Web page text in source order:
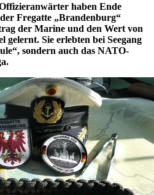
haben Ende
Fregatte „Brandenburg“
der Marine und den Wert von
gelernt. Sie erlebten bei Seegang
sondern auch das NATO-